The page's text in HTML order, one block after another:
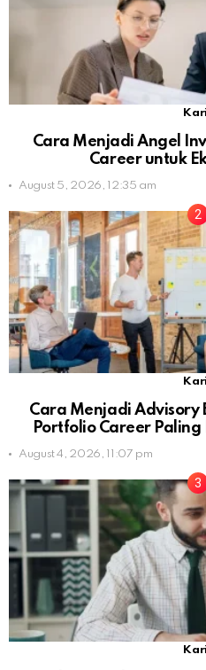
Cara Menjadi Angel
Career untuk
August 5, 2026, 12:35 am
Cara Menjadi Advisory
Portfolio Career
August 4, 2026, 11:07 pm